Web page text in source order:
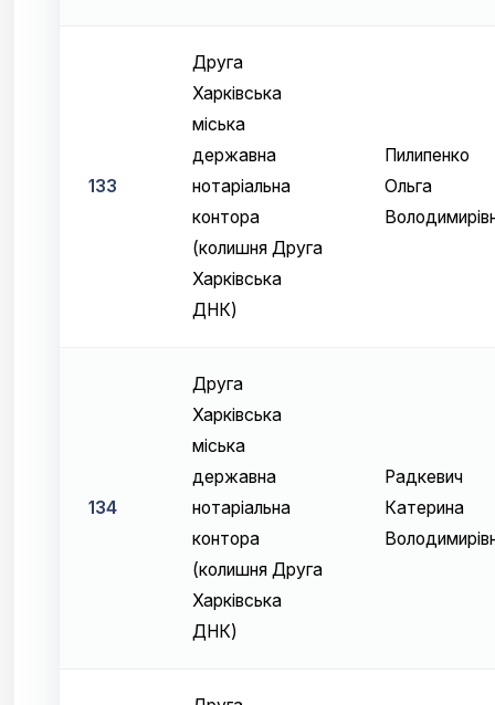
133
Друга
Харківська
міська
державна
нотаріальна
контора
(колишня Друга
Харківська
ДНК)
Пилипенко
Ольга
134
Друга
Харківська
міська
державна
нотаріальна
контора
(колишня Друга
Харківська
ДНК)
Радкевич
Катерина